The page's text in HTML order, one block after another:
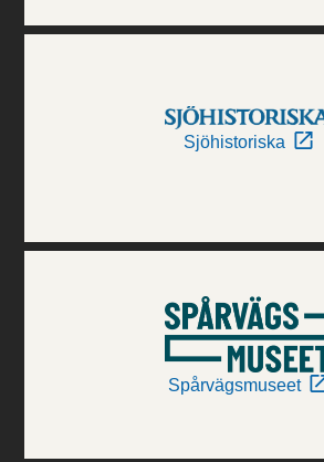
Sjöhistoriska
Spårvägsmuseet